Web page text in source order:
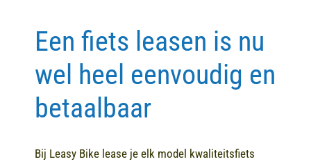
Contact
Een fiets leasen is nu
wel heel eenvoudig en
betaalbaar
Bij Leasy Bike lease je elk model kwaliteitsfiets